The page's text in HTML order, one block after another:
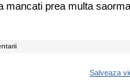
mancati prea multa
Salveaza